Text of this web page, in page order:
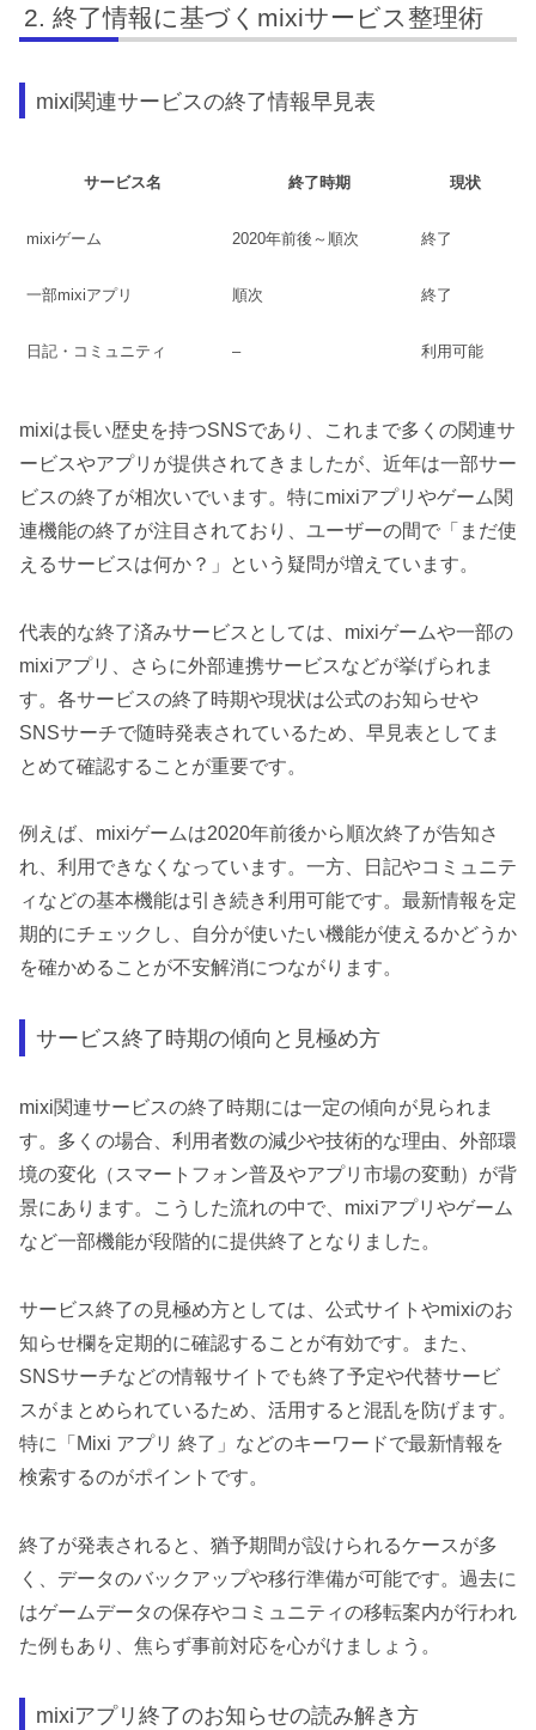
終了情報に基づくmixiサービス整理術
mixi関連サービスの終了情報早見表
サービス名 終了時期 現状
mixiゲーム 2020年前後～順次 終了
一部mixiアプリ 順次 終了
日記・コミュニティ – 利用可能
mixiは長い歴史を持つSNSであり、これまで多くの関連サ
ービスやアプリが提供されてきましたが、近年は一部サー
ビスの終了が相次いでいます。特にmixiアプリやゲーム関
連機能の終了が注目されており、ユーザーの間で「まだ使
えるサービスは何か？」という疑問が増えています。
代表的な終了済みサービスとしては、mixiゲームや一部の
mixiアプリ、さらに外部連携サービスなどが挙げられま
す。各サービスの終了時期や現状は公式のお知らせや
SNSサーチで随時発表されているため、早見表としてま
とめて確認することが重要です。
例えば、mixiゲームは2020年前後から順次終了が告知さ
れ、利用できなくなっています。一方、日記やコミュニテ
ィなどの基本機能は引き続き利用可能です。最新情報を定
期的にチェックし、自分が使いたい機能が使えるかどうか
を確かめることが不安解消につながります。
サービス終了時期の傾向と見極め方
mixi関連サービスの終了時期には一定の傾向が見られま
す。多くの場合、利用者数の減少や技術的な理由、外部環
境の変化（スマートフォン普及やアプリ市場の変動）が背
景にあります。こうした流れの中で、mixiアプリやゲーム
など一部機能が段階的に提供終了となりました。
サービス終了の見極め方としては、公式サイトやmixiのお
知らせ欄を定期的に確認することが有効です。また、
SNSサーチなどの情報サイトでも終了予定や代替サービ
スがまとめられているため、活用すると混乱を防げます。
特に「Mixi アプリ 終了」などのキーワードで最新情報を
検索するのがポイントです。
終了が発表されると、猶予期間が設けられるケースが多
く、データのバックアップや移行準備が可能です。過去に
はゲームデータの保存やコミュニティの移転案内が行われ
た例もあり、焦らず事前対応を心がけましょう。
mixiアプリ終了のお知らせの読み解き方